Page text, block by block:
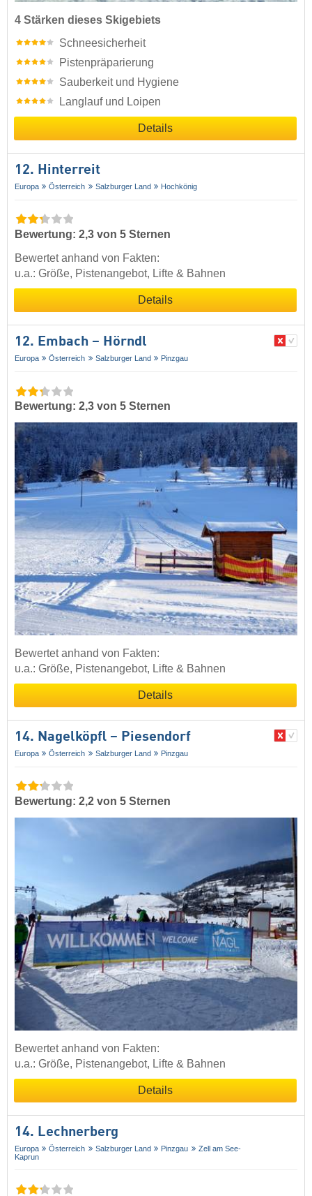
4 Stärken dieses Skigebiets
Schneesicherheit
Pistenpräparierung
Sauberkeit und Hygiene
Langlauf und Loipen
Details
12. Hinterreit
Europa Österreich Salzburger Land Hochkönig
Bewertung: 2,3 von 5 Sternen
Bewertet anhand von Fakten:
u.a.: Größe, Pistenangebot, Lifte & Bahnen
Details
12. Embach – Hörndl
Europa Österreich Salzburger Land Pinzgau
Bewertung: 2,3 von 5 Sternen
Bewertet anhand von Fakten:
u.a.: Größe, Pistenangebot, Lifte & Bahnen
Details
14. Nagelköpfl – Piesendorf
Europa Österreich Salzburger Land Pinzgau
Bewertung: 2,2 von 5 Sternen
Bewertet anhand von Fakten:
u.a.: Größe, Pistenangebot, Lifte & Bahnen
Details
14. Lechnerberg
Europa Österreich Salzburger Land Pinzgau
Zell am See-
Kaprun